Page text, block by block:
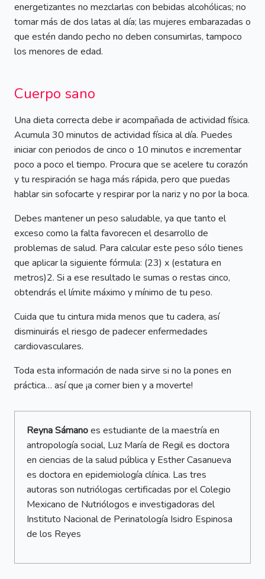
energetizantes no mezclarlas con bebidas alcohólicas; no
tomar más de dos latas al día; las mujeres embarazadas o
que estén dando pecho no deben consumirlas, tampoco
los menores de edad.
Cuerpo sano
Una dieta correcta debe ir acompañada de actividad física.
Acumula 30 minutos de actividad física al día. Puedes
iniciar con periodos de cinco o 10 minutos e incrementar
poco a poco el tiempo. Procura que se acelere tu corazón
y tu respiración se haga más rápida, pero que puedas
hablar sin sofocarte y respirar por la nariz y no por la boca.
Debes mantener un peso saludable, ya que tanto el
exceso como la falta favorecen el desarrollo de
problemas de salud. Para calcular este peso sólo tienes
que aplicar la siguiente fórmula: (23) x (estatura en
metros)2. Si a ese resultado le sumas o restas cinco,
obtendrás el límite máximo y mínimo de tu peso.
Cuida que tu cintura mida menos que tu cadera, así
disminuirás el riesgo de padecer enfermedades
cardiovasculares.
Toda esta información de nada sirve si no la pones en
práctica… así que ¡a comer bien y a moverte!
Reyna Sámanoes estudiante de la maestría en
antropología social, Luz María de Regil es doctora
en ciencias de la salud pública y Esther Casanueva
es doctora en epidemiología clínica. Las tres
autoras son nutriólogas certificadas por el Colegio
Mexicano de Nutriólogos e investigadoras del
Instituto Nacional de Perinatología Isidro Espinosa
de los Reyes